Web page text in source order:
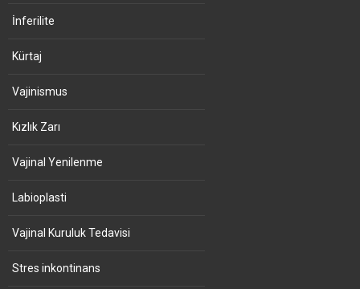
İnferilite
Kürtaj
Vajinismus
Kızlık Zarı
Vajinal Yenilenme
Labioplasti
Vajinal Kuruluk Tedavisi
Stres inkontinans